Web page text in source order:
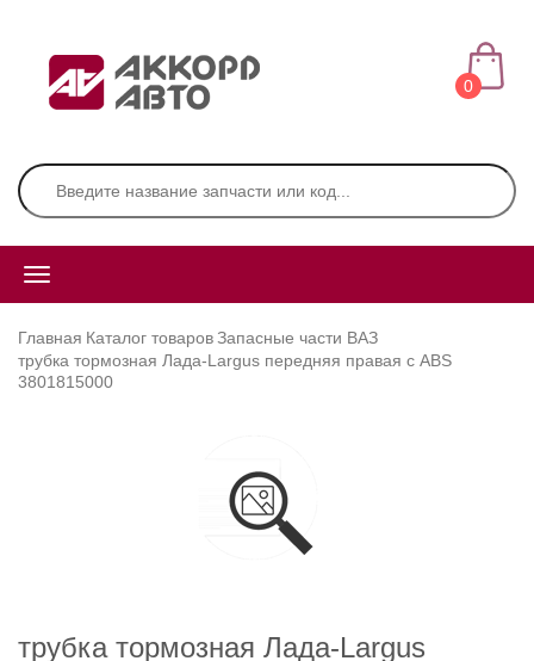
0
Главная Каталог товаровЗапасные части ВАЗ
трубка тормозная Лада-Largus передняя правая с ABS
3801815000
трубка тормозная Лада-Largus